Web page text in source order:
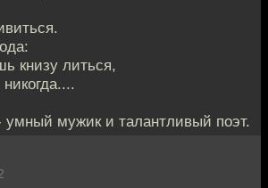
книзу литься,
умный мужик и талантливый поэт.